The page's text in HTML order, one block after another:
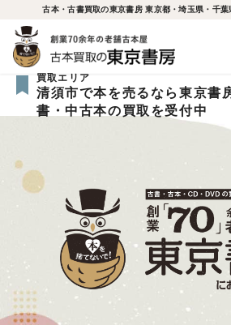
古本・古書買取の東京書房 東京都・埼玉県・千
買取エリア
清須市で本を売るなら東京書
書・中古本の買取を受付中